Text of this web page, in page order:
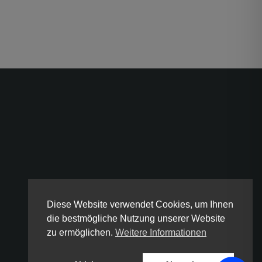
Diese Website verwendet Cookies, um Ihnen
die bestmögliche Nutzung unserer Website
zu ermöglichen. Weitere Informationen